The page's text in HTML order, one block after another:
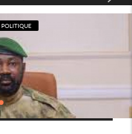
POLITIQUE